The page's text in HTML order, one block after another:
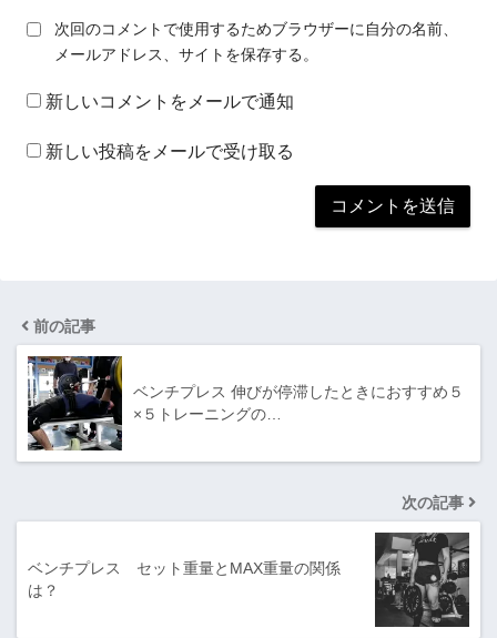
次回のコメントで使用するためブラウザーに自分の名前、
メールアドレス、サイトを保存する。
新しいコメントをメールで通知
新しい投稿をメールで受け取る
前の記事
ベンチプレス 伸びが停滞したときにおすすめ５
×５トレーニングの…
次の記事
ベンチプレス セット重量とMAX重量の関係
は？